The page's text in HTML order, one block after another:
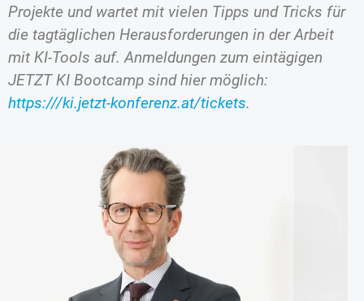
Projekte und wartet mit vielen Tipps und Tricks für
die tagtäglichen Herausforderungen in der Arbeit
mit KI-Tools auf. Anmeldungen zum eintägigen
JETZT KI Bootcamp sind hier möglich:
https:///ki.jetzt-konferenz.at/tickets.